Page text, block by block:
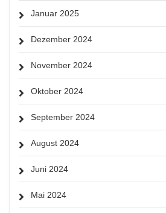
Januar 2025
Dezember 2024
November 2024
Oktober 2024
September 2024
August 2024
Juni 2024
Mai 2024